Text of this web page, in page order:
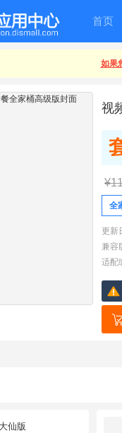
首页
如果
视
全
更新
兼容
适配
仙版